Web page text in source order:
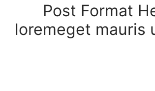
Post Format
loremeget mauris